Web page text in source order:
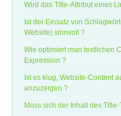
Wird das Title-Attribut eines
Ist der Einsatz von
Website) sinnvoll ?
Wie optimiert man textlichen
Expression ?
Ist es klug, Website-Content
anzuzeigen ?
Muss sich der Inhalt des